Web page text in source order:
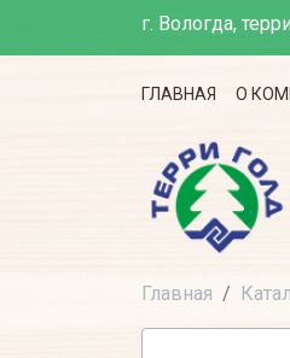
г. Вологда,
ГЛАВНАЯ О
Главная